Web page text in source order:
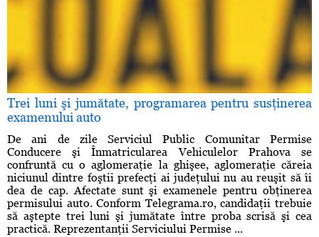
Trei luni şi jumătate, programarea pentru susţinerea
examenului auto
De ani de zile Serviciul Public Comunitar Permise
Conducere şi Înmatricularea Vehiculelor Prahova se
confruntă cu o aglomeraţie la ghişee, aglomeraţie căreia
niciunul dintre foştii prefecţi ai judeţului nu au reuşit să îi
dea de cap. Afectate sunt şi examenele pentru obţinerea
permisului auto. Conform Telegrama.ro, candidaţii trebuie
să aştepte trei luni şi jumătate între proba scrisă şi cea
practică. Reprezentanţii Serviciului Permise ...